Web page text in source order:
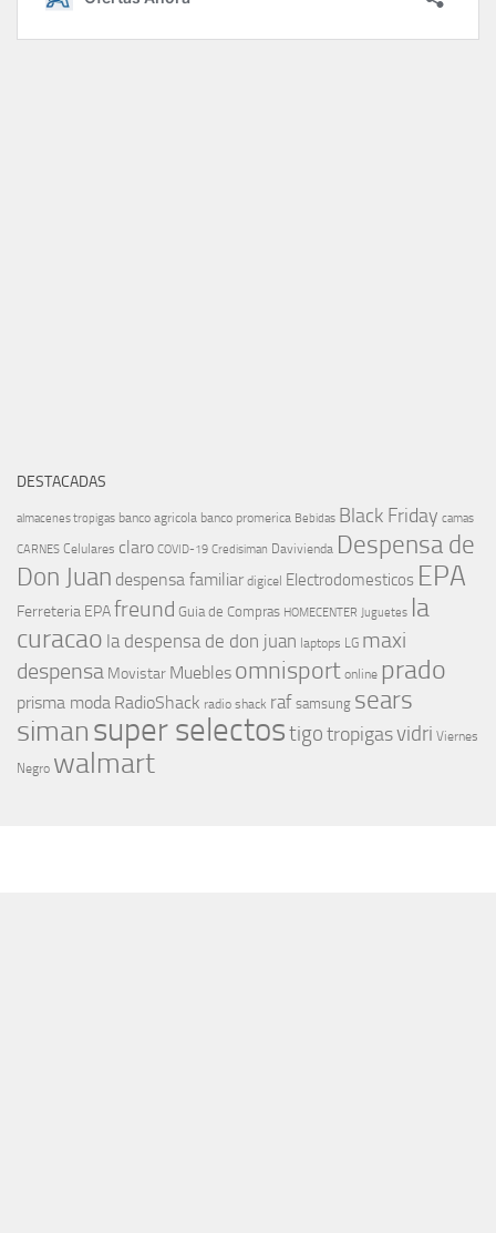
DESTACADAS
almacenes tropigas banco agricola banco promerica Bebidas Black Friday camas
CARNES Celulares claro COVID-19 Credisiman Davivienda Despensa de
Don Juan despensa familiar digicel Electrodomesticos EPA
Ferreteria EPAfreund Guia de Compras HOMECENTER Juguetes la
curacao la despensa de don juan laptops LG maxi
despensa Movistar Muebles omnisport online prado
prisma moda RadioShack radio shack raf samsung sears
simansuper selectostigotropigasvidri Viernes
Negro walmart